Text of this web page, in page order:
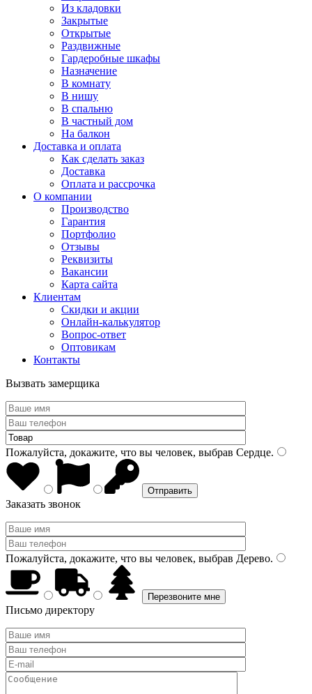
Из кладовки
Закрытые
Открытые
Раздвижные
Гардеробные шкафы
Назначение
В комнату
В нишу
В спальню
В частный дом
На балкон
Доставка и оплата
Как сделать заказ
Доставка
Оплата и рассрочка
О компании
Производство
Гарантия
Портфолио
Отзывы
Реквизиты
Вакансии
Карта сайта
Клиентам
Скидки и акции
Онлайн-калькулятор
Вопрос-ответ
Оптовикам
Контакты
Вызвать замерщика
Пожалуйста, докажите, что вы человек, выбрав Сердце.
Заказать звонок
Пожалуйста, докажите, что вы человек, выбрав Дерево.
Письмо директору